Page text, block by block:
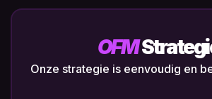
OFM
Onze strategie is eenvoudig en